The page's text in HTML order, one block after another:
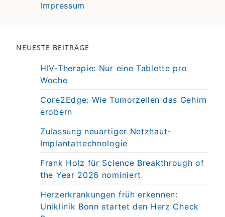
Impressum
NEUESTE BEITRÄGE
HIV-Therapie: Nur eine Tablette pro
Woche
Core2Edge: Wie Tumorzellen das Gehirn
erobern
Zulassung neuartiger Netzhaut-
Implantattechnologie
Frank Holz für Science Breakthrough of
the Year 2026 nominiert
Herzerkrankungen früh erkennen:
Uniklinik Bonn startet den Herz Check